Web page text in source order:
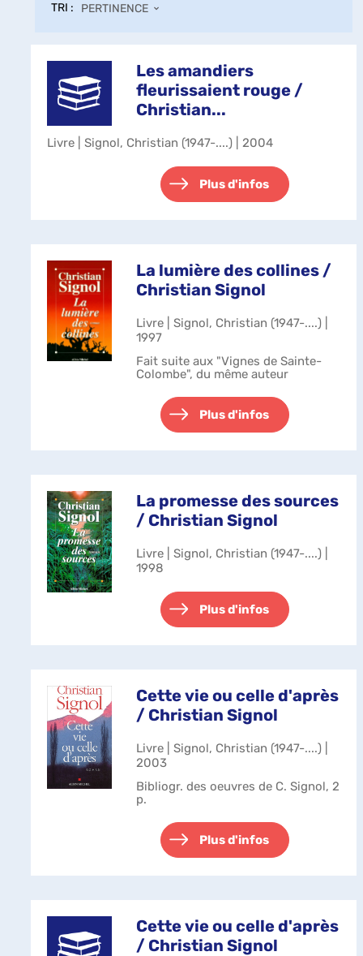
TRI : PERTINENCE
Les amandiers
fleurissaient rouge /
Christian...
Livre | Signol, Christian (1947-....) | 2004
Plus d'infos
La lumière des collines /
Christian Signol
Livre | Signol, Christian (1947-....) |
1997
Fait suite aux "Vignes de Sainte-
Colombe", du même auteur
Plus d'infos
La promesse des sources
/ Christian Signol
Livre | Signol, Christian (1947-....) |
1998
Plus d'infos
Cette vie ou celle d'après
/ Christian Signol
Livre | Signol, Christian (1947-....) |
2003
Bibliogr. des oeuvres de C. Signol, 2
p.
Plus d'infos
Cette vie ou celle d'après
/ Christian Signol